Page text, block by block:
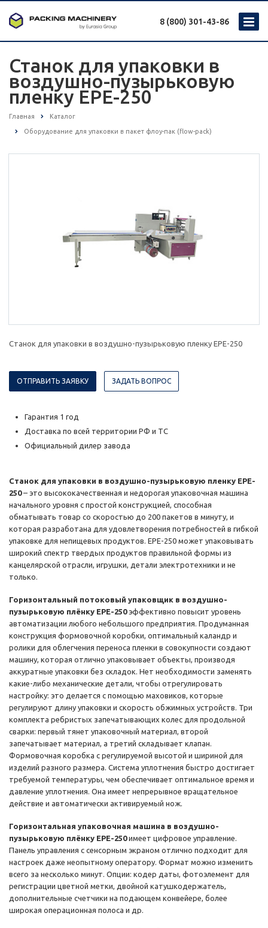
8 (800) 301-43-86
Станок для упаковки в
воздушно-пузырьковую
пленку EPE-250
Главная Каталог
Оборудование для упаковки в пакет флоу-пак (flow-pack)
Станок для упаковки в воздушно-пузырьковую пленку EPE-250
ОТПРАВИТЬ ЗАЯВКУ ЗАДАТЬ ВОПРОС
Гарантия 1 год
Доставка по всей территории РФ и ТС
Официальный дилер завода
Станок для упаковки в воздушно-пузырьковую пленку EPE-
250– это высококачественная и недорогая упаковочная машина
начального уровня с простой конструкцией, способная
обматывать товар со скоростью до 200 пакетов в минуту, и
которая разработана для удовлетворения потребностей в гибкой
упаковке для непищевых продуктов. EPE-250 может упаковывать
широкий спектр твердых продуктов правильной формы из
канцелярской отрасли, игрушки, детали электротехники и не
только.
Горизонтальный потоковый упаковщик в воздушно-
пузырьковую плёнку EPE-250эффективно повысит уровень
автоматизации любого небольшого предприятия. Продуманная
конструкция формовочной коробки, оптимальный каландр и
ролики для облегчения переноса пленки в совокупности создают
машину, которая отлично упаковывает объекты, производя
аккуратные упаковки без складок. Нет необходимости заменять
какие-либо механические детали, чтобы отрегулировать
настройку: это делается с помощью маховиков, которые
регулируют длину упаковки и скорость обжимных устройств. Три
комплекта ребристых запечатывающих колес для продольной
сварки: первый тянет упаковочный материал, второй
запечатывает материал, а третий складывает клапан.
Формовочная коробка с регулируемой высотой и шириной для
изделий разного размера. Система уплотнения быстро достигает
требуемой температуры, чем обеспечивает оптимальное время и
давление уплотнения. Она имеет непрерывное вращательное
действие и автоматически активируемый нож.
Горизонтальная упаковочная машина в воздушно-
пузырьковую плёнку EPE-250имеет цифровое управление.
Панель управления с сенсорным экраном отлично подходит для
настроек даже неопытному оператору. Формат можно изменить
всего за несколько минут. Опции: кодер даты, фотоэлемент для
регистрации цветной метки, двойной катушкодержатель,
дополнительные счетчики на подающем конвейере, более
широкая операционная полоса и др.